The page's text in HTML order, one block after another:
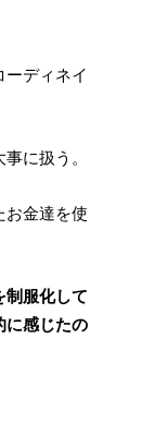
ーディネイ
に扱う。
お金達を使
制服化して
に感じたの